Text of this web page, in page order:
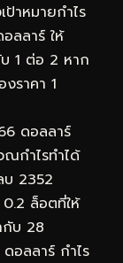
ป้าหมายกำไร
ลลาร์ ให้
1 ต่อ 2 หาก
ราคา 1
ดอลลาร์
ณกำไรทำได้
บ 2352
ล็อตที่ให้
กับ 28
อลลาร์ กำไร